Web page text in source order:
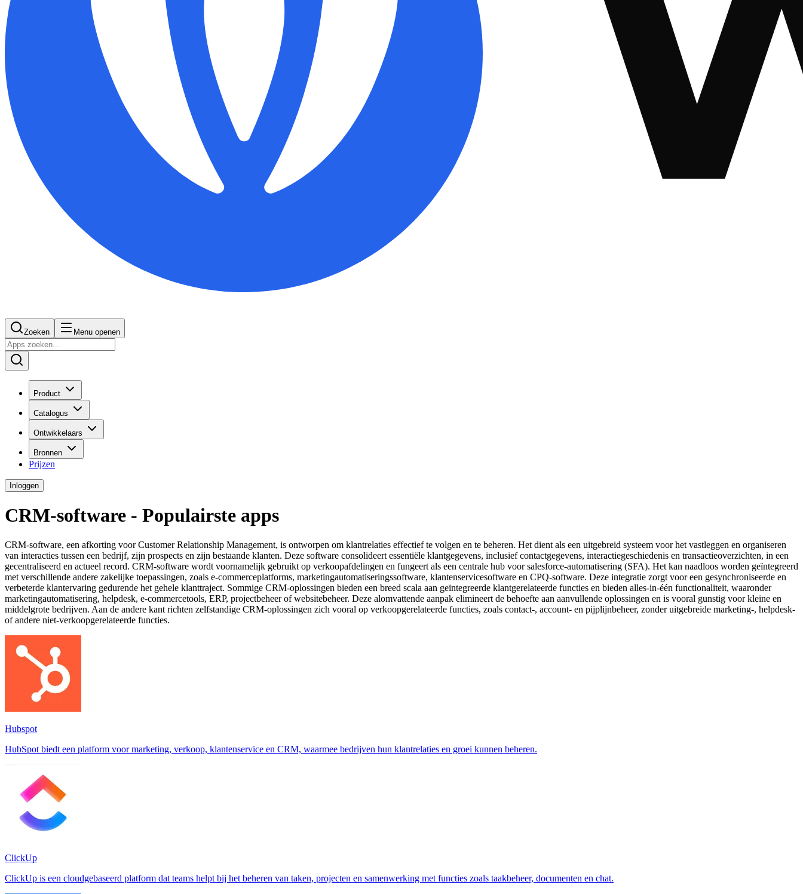
Zoeken Menu openen
Product
Catalogus
Ontwikkelaars
Bronnen
Prijzen
Inloggen
CRM-software - Populairste apps
CRM-software, een afkorting voor Customer Relationship Management, is ontworpen om klantrelaties effectief te volgen en te beheren. Het dient als een uitgebreid systeem voor het vastleggen en organiseren
van interacties tussen een bedrijf, zijn prospects en zijn bestaande klanten. Deze software consolideert essentiële klantgegevens, inclusief contactgegevens, interactiegeschiedenis en transactieoverzichten, in een
gecentraliseerd en actueel record. CRM-software wordt voornamelijk gebruikt op verkoopafdelingen en fungeert als een centrale hub voor salesforce-automatisering (SFA). Het kan naadloos worden geïntegreerd
met verschillende andere zakelijke toepassingen, zoals e-commerceplatforms, marketingautomatiseringssoftware, klantenservicesoftware en CPQ-software. Deze integratie zorgt voor een gesynchroniseerde en
verbeterde klantervaring gedurende het gehele klanttraject. Sommige CRM-oplossingen bieden een breed scala aan geïntegreerde klantgerelateerde functies en bieden alles-in-één functionaliteit, waaronder
marketingautomatisering, helpdesk, e-commercetools, ERP, projectbeheer of websitebeheer. Deze alomvattende aanpak elimineert de behoefte aan aanvullende oplossingen en is vooral gunstig voor kleine en
middelgrote bedrijven. Aan de andere kant richten zelfstandige CRM-oplossingen zich vooral op verkoopgerelateerde functies, zoals contact-, account- en pijplijnbeheer, zonder uitgebreide marketing-, helpdesk-
of andere niet-verkoopgerelateerde functies.
Hubspot
HubSpot biedt een platform voor marketing, verkoop, klantenservice en CRM, waarmee bedrijven hun klantrelaties en groei kunnen beheren.
ClickUp
ClickUp is een cloudgebaseerd platform dat teams helpt bij het beheren van taken, projecten en samenwerking met functies zoals taakbeheer, documenten en chat.